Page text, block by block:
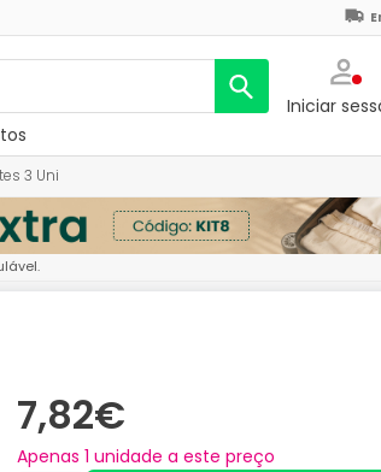
Iniciar
3 Uni
7,82€
Apenas 1 unidade a este preço